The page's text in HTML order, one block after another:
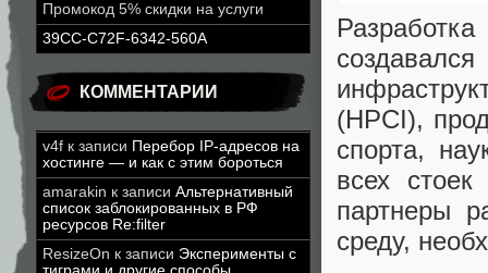
Промокод 5% скидки на услуги
39CC-C72F-6342-560A
КОММЕНТАРИИ
v4f к записи Перебор IP-адресов на
хостинге — и как с этим бороться
amarakin к записи Альтернативный
список заблокированных в РФ
ресурсов Re:filter
ResizeOn к записи Эксперименты с
(HPCI),
спорта,
всех
партнеры
среду,